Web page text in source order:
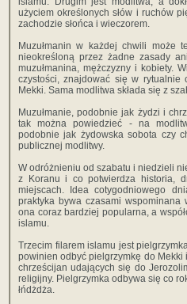
użyciem określonych słów i ruchów
zachodzie słońca i wieczorem.
Muzułmanin w każdej chwili może
nieokreśloną przez żadne zasady
muzułmanina, mężczyzny i kobiety.
czystości, znajdować się w rytualnie
Mekki. Sama modlitwa składa się z
Muzułmanie, podobnie jak żydzi i
tak można powiedzieć - na
podobnie jak żydowska sobota czy
publicznej modlitwy.
W odróżnieniu od szabatu i niedzieli
z Koranu i co potwierdza historia,
miejscach. Idea cotygodniowego
praktyka bywa czasami
ona coraz bardziej popularna, a
islamu.
Trzecim filarem islamu jest
powinien odbyć pielgrzymkę do Mekki
chrześcijan udających się do
religijny. Pielgrzymka odbywa się co
łńdżdża.